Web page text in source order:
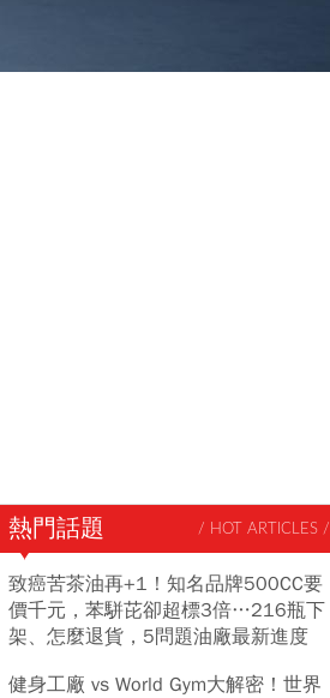
熱門話題 / HOT ARTICLES /
致癌苦茶油再+1！知名品牌500CC要
價千元，苯駢芘卻超標3倍…216瓶下
架、怎麼退貨，5問題油廠最新進度
健身工廠 vs World Gym大解密！世界